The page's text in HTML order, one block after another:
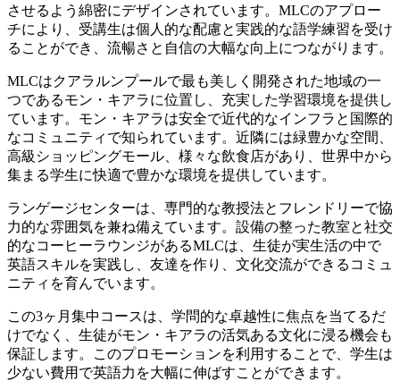
させるよう綿密にデザインされています。MLCのアプロー
チにより、受講生は個人的な配慮と実践的な語学練習を受け
ることができ、流暢さと自信の大幅な向上につながります。
MLCはクアラルンプールで最も美しく開発された地域の一
つであるモン・キアラに位置し、充実した学習環境を提供し
ています。モン・キアラは安全で近代的なインフラと国際的
なコミュニティで知られています。近隣には緑豊かな空間、
高級ショッピングモール、様々な飲食店があり、世界中から
集まる学生に快適で豊かな環境を提供しています。
ランゲージセンターは、専門的な教授法とフレンドリーで協
力的な雰囲気を兼ね備えています。設備の整った教室と社交
的なコーヒーラウンジがあるMLCは、生徒が実生活の中で
英語スキルを実践し、友達を作り、文化交流ができるコミュ
ニティを育んでいます。
この3ヶ月集中コースは、学問的な卓越性に焦点を当てるだ
けでなく、生徒がモン・キアラの活気ある文化に浸る機会も
保証します。このプロモーションを利用することで、学生は
少ない費用で英語力を大幅に伸ばすことができます。